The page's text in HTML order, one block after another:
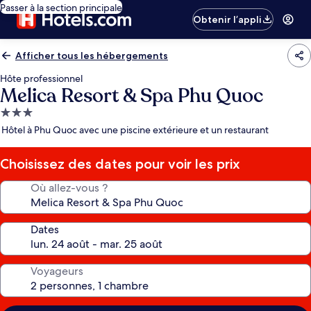
Passer à la section principale
Obtenir l’appli
Afficher tous les hébergements
Hôte professionnel
Melica Resort & Spa Phu Quoc
Hébergement
3.0 étoiles
Hôtel à Phu Quoc avec une piscine extérieure et un restaurant
Choisissez des dates pour voir les prix
Où allez-vous ?
Dates
Voyageurs